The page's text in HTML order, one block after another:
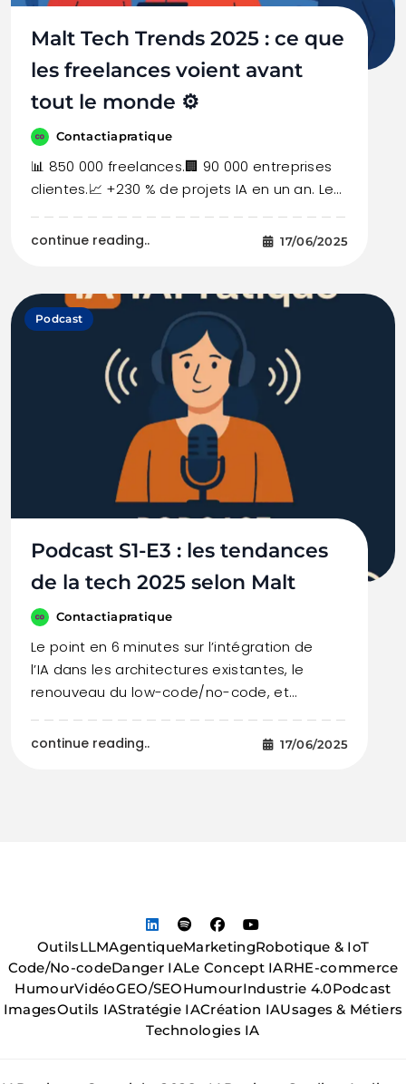
Malt Tech Trends 2025 : ce que
les freelances voient avant
tout le monde ⚙️
Contactiapratique
📊 850 000 freelances.🏢 90 000 entreprises
clientes.📈 +230 % de projets IA en un an. Le…
continue reading.. 17/06/2025
Podcast
Podcast S1-E3 : les tendances
de la tech 2025 selon Malt
Contactiapratique
Le point en 6 minutes sur l’intégration de
l’IA dans les architectures existantes, le
renouveau du low-code/no-code, et…
continue reading.. 17/06/2025
OutilsLLMAgentiqueMarketingRobotique & IoT
Code/No-codeDanger IALe Concept IARHE-commerce
HumourVidéoGEO/SEOHumourIndustrie 4.0Podcast
ImagesOutils IAStratégie IACréation IAUsages & Métiers
Technologies IA